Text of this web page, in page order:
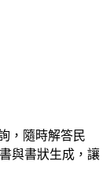
，隨時解答民
與書狀生成，讓